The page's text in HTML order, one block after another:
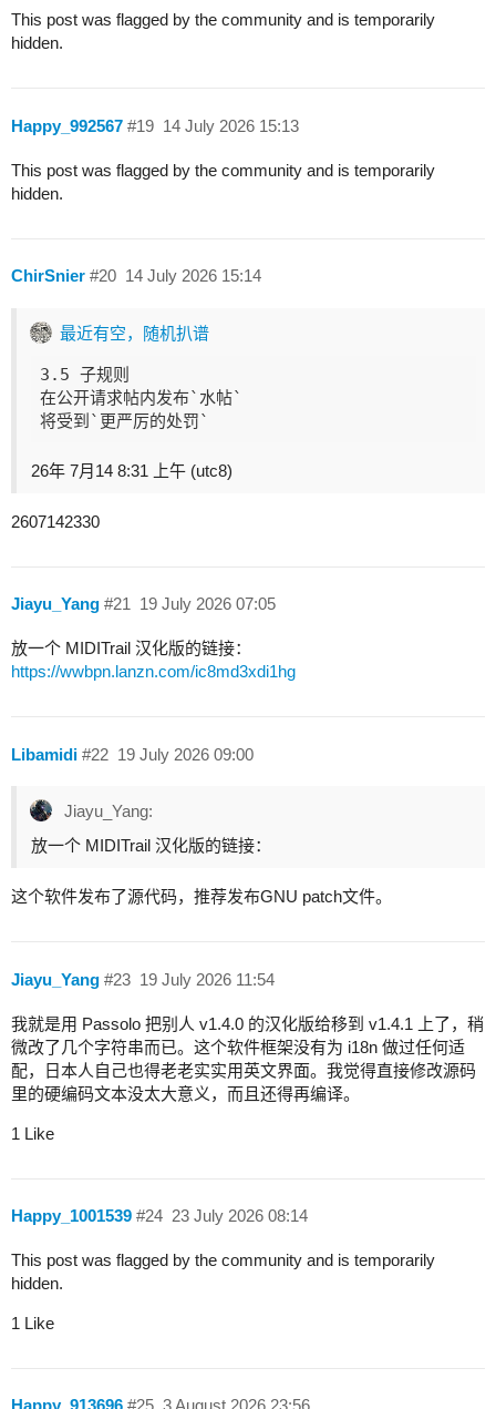
This post was flagged by the community and is temporarily
hidden.
Happy_992567 14 July 2026 15:13
#19
This post was flagged by the community and is temporarily
hidden.
ChirSnier 14 July 2026 15:14
#20
最近有空，随机扒谱
3.5 子规则
在公开请求帖内发布`水帖`
26年 7月14 8:31 上午 (utc8)
2607142330
Jiayu_Yang 19 July 2026 07:05
#21
放一个 MIDITrail 汉化版的链接：
https://wwbpn.lanzn.com/ic8md3xdi1hg
Libamidi 19 July 2026 09:00
#22
Jiayu_Yang:
放一个 MIDITrail 汉化版的链接：
这个软件发布了源代码，推荐发布GNU patch文件。
Jiayu_Yang 19 July 2026 11:54
#23
我就是用 Passolo 把别人 v1.4.0 的汉化版给移到 v1.4.1 上了，稍
微改了几个字符串而已。这个软件框架没有为 i18n 做过任何适
配，日本人自己也得老老实实用英文界面。我觉得直接修改源码
里的硬编码文本没太大意义，而且还得再编译。
1 Like
Happy_1001539 23 July 2026 08:14
#24
This post was flagged by the community and is temporarily
hidden.
1 Like